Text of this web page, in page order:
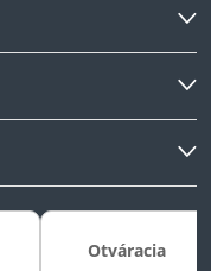
Otváracia